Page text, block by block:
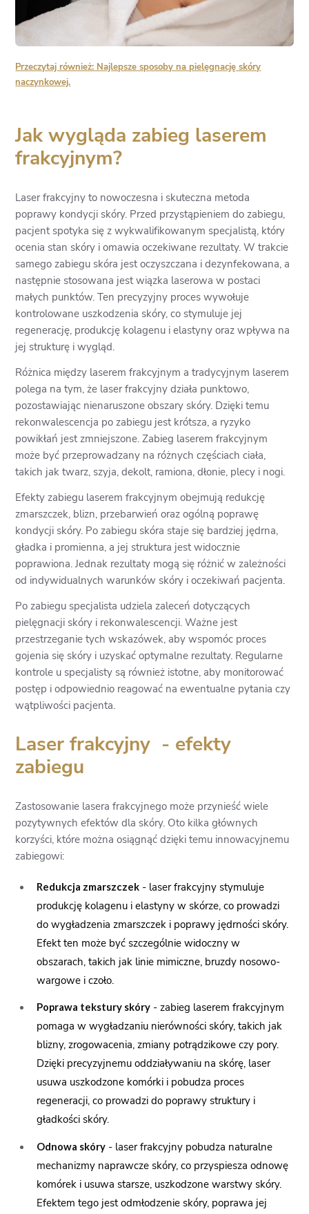
Przeczytaj również: Najlepsze sposoby na pielęgnację skóry
naczynkowej.
Jak wygląda zabieg laserem
frakcyjnym?
Laser frakcyjny to nowoczesna i skuteczna metoda
poprawy kondycji skóry. Przed przystąpieniem do zabiegu,
pacjent spotyka się z wykwalifikowanym specjalistą, który
ocenia stan skóry i omawia oczekiwane rezultaty. W trakcie
samego zabiegu skóra jest oczyszczana i dezynfekowana, a
następnie stosowana jest wiązka laserowa w postaci
małych punktów. Ten precyzyjny proces wywołuje
kontrolowane uszkodzenia skóry, co stymuluje jej
regenerację, produkcję kolagenu i elastyny oraz wpływa na
jej strukturę i wygląd.
Różnica między laserem frakcyjnym a tradycyjnym laserem
polega na tym, że laser frakcyjny działa punktowo,
pozostawiając nienaruszone obszary skóry. Dzięki temu
rekonwalescencja po zabiegu jest krótsza, a ryzyko
powikłań jest zmniejszone. Zabieg laserem frakcyjnym
może być przeprowadzany na różnych częściach ciała,
takich jak twarz, szyja, dekolt, ramiona, dłonie, plecy i nogi.
Efekty zabiegu laserem frakcyjnym obejmują redukcję
zmarszczek, blizn, przebarwień oraz ogólną poprawę
kondycji skóry. Po zabiegu skóra staje się bardziej jędrna,
gładka i promienna, a jej struktura jest widocznie
poprawiona. Jednak rezultaty mogą się różnić w zależności
od indywidualnych warunków skóry i oczekiwań pacjenta.
Po zabiegu specjalista udziela zaleceń dotyczących
pielęgnacji skóry i rekonwalescencji. Ważne jest
przestrzeganie tych wskazówek, aby wspomóc proces
gojenia się skóry i uzyskać optymalne rezultaty. Regularne
kontrole u specjalisty są również istotne, aby monitorować
postęp i odpowiednio reagować na ewentualne pytania czy
wątpliwości pacjenta.
Laser frakcyjny - efekty
zabiegu
Zastosowanie lasera frakcyjnego może przynieść wiele
pozytywnych efektów dla skóry. Oto kilka głównych
korzyści, które można osiągnąć dzięki temu innowacyjnemu
zabiegowi:
Redukcja zmarszczek- laser frakcyjny stymuluje
produkcję kolagenu i elastyny w skórze, co prowadzi
do wygładzenia zmarszczek i poprawy jędrności skóry.
Efekt ten może być szczególnie widoczny w
obszarach, takich jak linie mimiczne, bruzdy nosowo-
wargowe i czoło.
Poprawa tekstury skóry- zabieg laserem frakcyjnym
pomaga w wygładzaniu nierówności skóry, takich jak
blizny, zrogowacenia, zmiany potrądzikowe czy pory.
Dzięki precyzyjnemu oddziaływaniu na skórę, laser
usuwa uszkodzone komórki i pobudza proces
regeneracji, co prowadzi do poprawy struktury i
gładkości skóry.
Odnowa skóry- laser frakcyjny pobudza naturalne
mechanizmy naprawcze skóry, co przyspiesza odnowę
komórek i usuwa starsze, uszkodzone warstwy skóry.
Efektem tego jest odmłodzenie skóry, poprawa jej